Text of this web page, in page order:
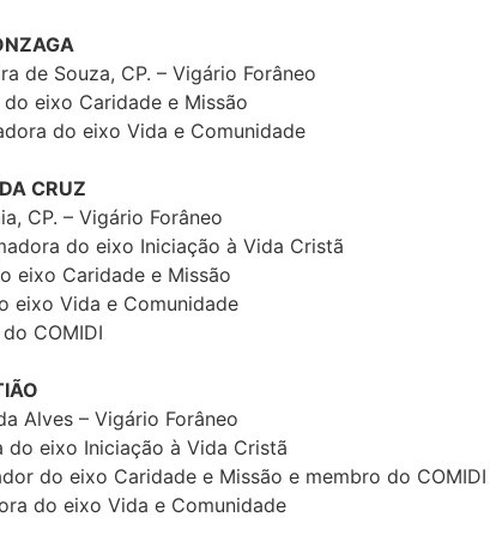
de Souza, CP. – Vigário Forâneo
eixo Caridade e Missão
do eixo Vida e Comunidade
CRUZ
CP. – Vigário Forâneo
do eixo Iniciação à Vida Cristã
eixo Caridade e Missão
eixo Vida e Comunidade
COMIDI
Alves – Vigário Forâneo
do eixo Iniciação à Vida Cristã
do eixo Caridade e Missão e membro do COMIDI
do eixo Vida e Comunidade